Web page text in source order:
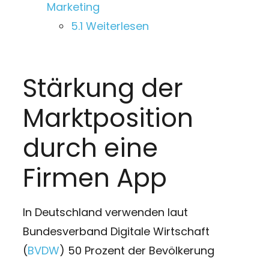
Marketing
5.1 Weiterlesen
Stärkung der
Marktposition
durch eine
Firmen App
In Deutschland verwenden laut
Bundesverband Digitale Wirtschaft
(BVDW) 50 Prozent der Bevölkerung